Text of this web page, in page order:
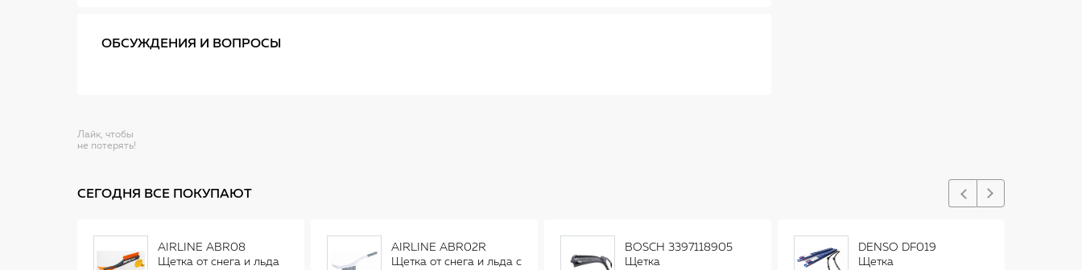
ОБСУЖДЕНИЯ И ВОПРОСЫ
Лайк, чтобы
не потерять!
СЕГОДНЯ ВСЕ ПОКУПАЮТ
AIRLINE ABR08
Щетка от снега и льда
AIRLINE ABR02R
Щетка от снега и льда с
BOSCH 3397118905
Щетка
DENSO DF019
Щетка